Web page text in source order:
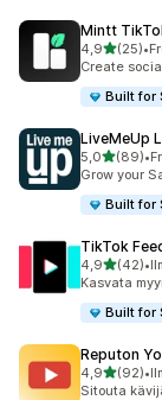
Mintt
4,9/ 5(25)
25 •
Create
Built for
LiveMeUp
5,0/ 5 tähteä
(89)
89 •
Grow your
Built for
TikTok
4,9/ 5(42)
42 •
Kasvata
Built for
Reputon
4,9/ 5(92)
92 •
Sitouta